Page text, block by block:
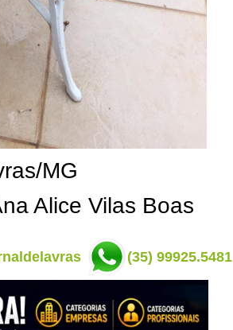
MG
Alice Vilas Boas
(35) 99925.5481